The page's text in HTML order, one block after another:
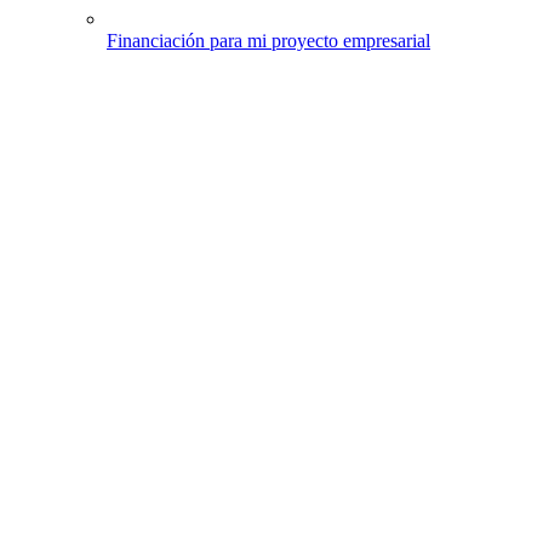
Financiación para mi proyecto empresarial